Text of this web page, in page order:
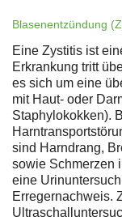
Blasenentzündung
Eine Zystitis ist
Erkrankung tritt
es sich um eine
mit Haut- oder
Staphylokokken).
sind Harndrang,
sowie Schmerzen
eine
Erregernachweis.